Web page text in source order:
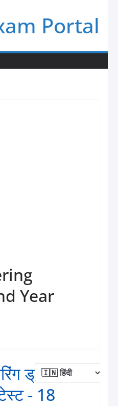
Portal
Year
ड्राइंग द्वितीय
- 18